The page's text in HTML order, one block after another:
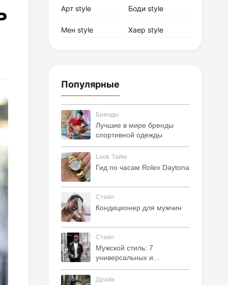
Арт style Боди style
Мен style Хаер style
Популярные
Бренды
Лучшие в мире бренды
спортивной одежды
Look Тайм
Гид по часам Rolex Daytona
Стайл
Кондиционер для мужчин
Стайл
Мужской стиль: 7
универсальных и...
Драйв